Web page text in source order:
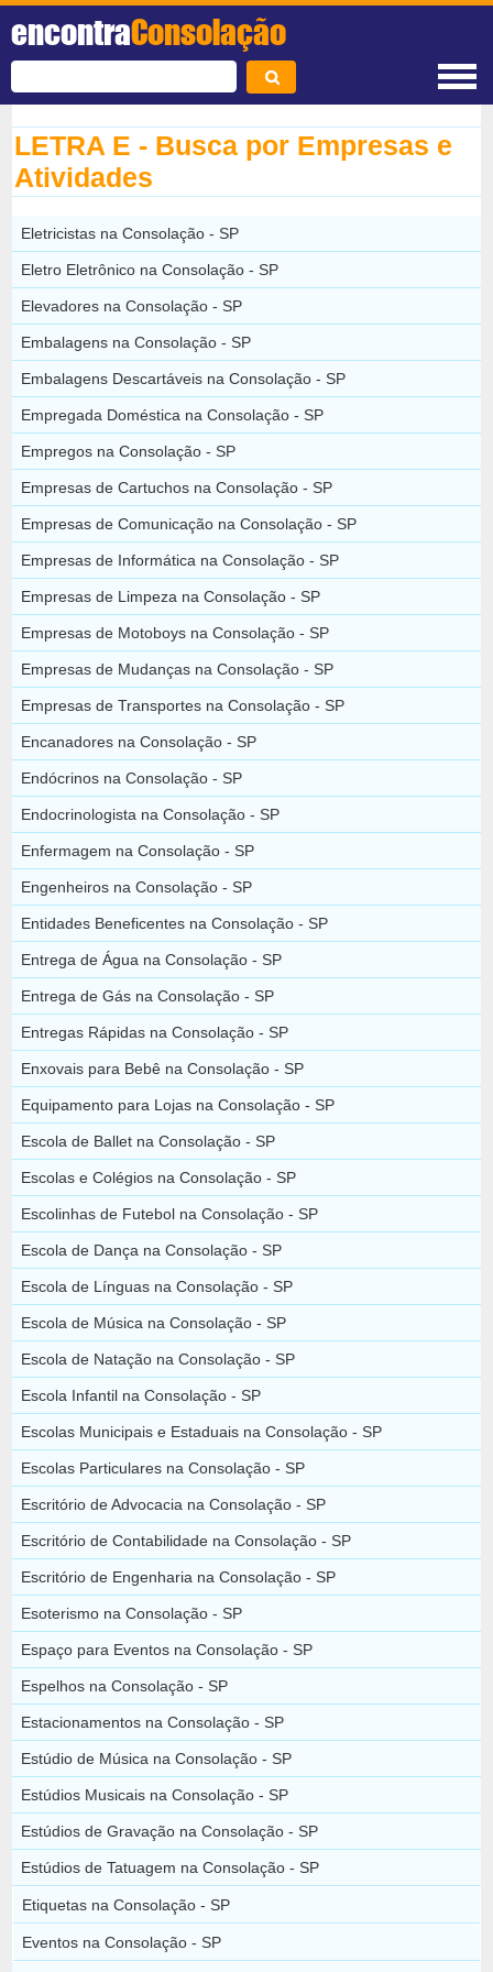
encontraConsolação
LETRA E - Busca por Empresas e
Atividades
Eletricistas na Consolação - SP
Eletro Eletrônico na Consolação - SP
Elevadores na Consolação - SP
Embalagens na Consolação - SP
Embalagens Descartáveis na Consolação - SP
Empregada Doméstica na Consolação - SP
Empregos na Consolação - SP
Empresas de Cartuchos na Consolação - SP
Empresas de Comunicação na Consolação - SP
Empresas de Informática na Consolação - SP
Empresas de Limpeza na Consolação - SP
Empresas de Motoboys na Consolação - SP
Empresas de Mudanças na Consolação - SP
Empresas de Transportes na Consolação - SP
Encanadores na Consolação - SP
Endócrinos na Consolação - SP
Endocrinologista na Consolação - SP
Enfermagem na Consolação - SP
Engenheiros na Consolação - SP
Entidades Beneficentes na Consolação - SP
Entrega de Água na Consolação - SP
Entrega de Gás na Consolação - SP
Entregas Rápidas na Consolação - SP
Enxovais para Bebê na Consolação - SP
Equipamento para Lojas na Consolação - SP
Escola de Ballet na Consolação - SP
Escolas e Colégios na Consolação - SP
Escolinhas de Futebol na Consolação - SP
Escola de Dança na Consolação - SP
Escola de Línguas na Consolação - SP
Escola de Música na Consolação - SP
Escola de Natação na Consolação - SP
Escola Infantil na Consolação - SP
Escolas Municipais e Estaduais na Consolação - SP
Escolas Particulares na Consolação - SP
Escritório de Advocacia na Consolação - SP
Escritório de Contabilidade na Consolação - SP
Escritório de Engenharia na Consolação - SP
Esoterismo na Consolação - SP
Espaço para Eventos na Consolação - SP
Espelhos na Consolação - SP
Estacionamentos na Consolação - SP
Estúdio de Música na Consolação - SP
Estúdios Musicais na Consolação - SP
Estúdios de Gravação na Consolação - SP
Estúdios de Tatuagem na Consolação - SP
Etiquetas na Consolação - SP
Eventos na Consolação - SP